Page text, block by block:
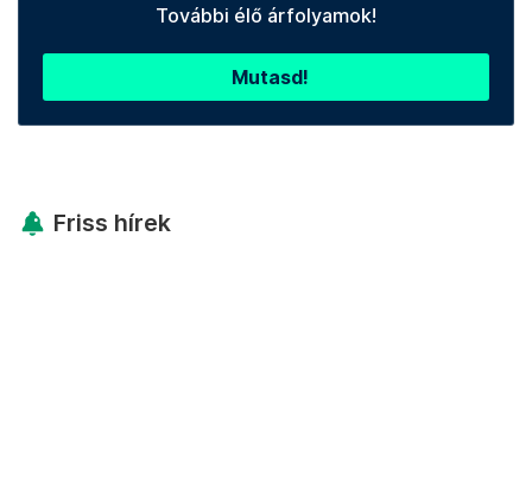
További élő árfolyamok!
Mutasd!
Friss hírek